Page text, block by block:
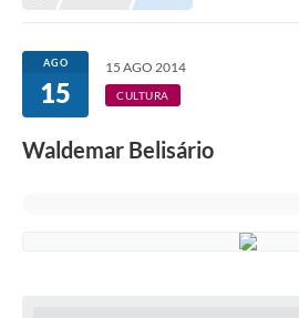
AGO
15
15 AGO 2014
CULTURA
Waldemar Belisário